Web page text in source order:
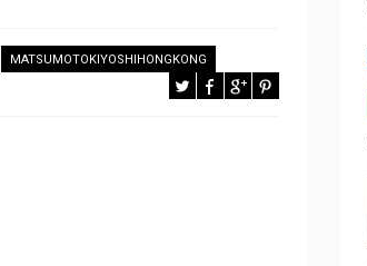
MATSUMOTOKIYOSHIHONGKONG